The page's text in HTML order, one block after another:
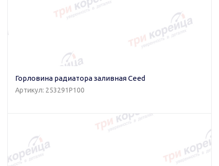
Горловина радиатора заливная Ceed
Артикул: 253291P100